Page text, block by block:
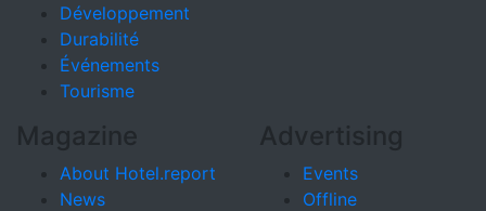
Développement
Durabilité
Événements
Tourisme
Magazine
About Hotel.report
News
Advertising
Events
Offline